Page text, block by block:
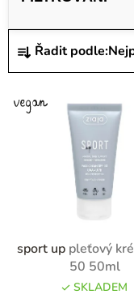
Ř
a
e
o
Řadit podle:
s
r
sport up pleťový
50 50ml
SKLADEM